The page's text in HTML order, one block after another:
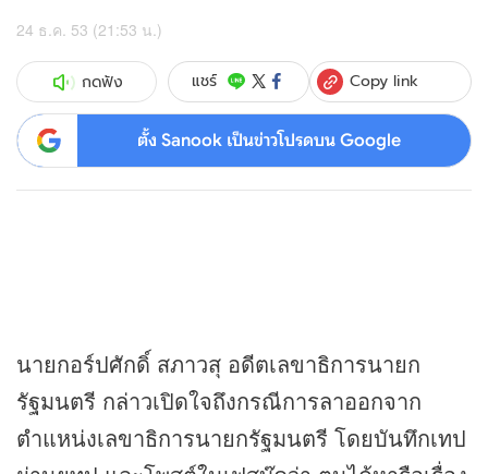
24 ธ.ค. 53 (21:53 น.)
กดฟัง แชร์ Copy link
ตั้ง Sanook เป็นข่าวโปรดบน Google
นายกอร์ปศักดิ์ สภาวสุ อดีตเลขาธิการนายก
รัฐมนตรี กล่าวเปิดใจถึงกรณีการลาออกจาก
ตำแหน่งเลขาธิการนายกรัฐมนตรี โดยบันทึกเทป